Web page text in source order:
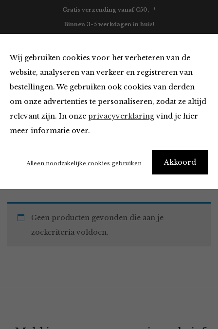
Wij gebruiken cookies voor het verbeteren van de
website, analyseren van verkeer en registreren van
bestellingen. We gebruiken ook cookies van derden
om onze advertenties te personaliseren, zodat ze altijd
relevant zijn. In onze privacyverklaringvind je hier
meer informatie over.
Akkoord
Alleen noodzakelijke cookies gebruiken
Gratis verzending vanaf €50,- *
Binnen 3-5 werkdagen in huis!
Blazers & Jassen van
Home Winkel Kleding Blazers & Jassen
Geen producten gevonden die aan je
zoekcriteria voldoen.